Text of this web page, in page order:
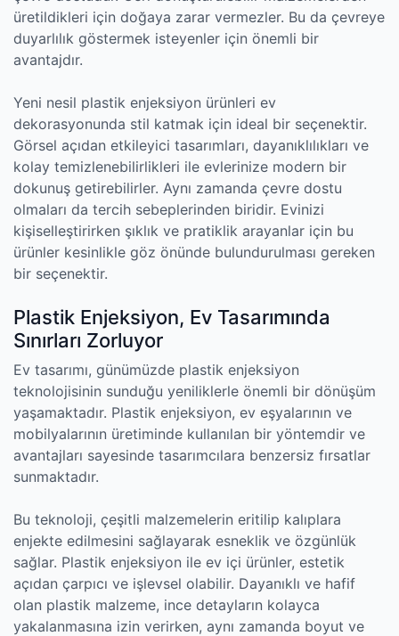
üretildikleri için doğaya zarar vermezler. Bu da çevreye
duyarlılık göstermek isteyenler için önemli bir
avantajdır.
Yeni nesil plastik enjeksiyon ürünleri ev
dekorasyonunda stil katmak için ideal bir seçenektir.
Görsel açıdan etkileyici tasarımları, dayanıklılıkları ve
kolay temizlenebilirlikleri ile evlerinize modern bir
dokunuş getirebilirler. Aynı zamanda çevre dostu
olmaları da tercih sebeplerinden biridir. Evinizi
kişiselleştirirken şıklık ve pratiklik arayanlar için bu
ürünler kesinlikle göz önünde bulundurulması gereken
bir seçenektir.
Plastik Enjeksiyon, Ev Tasarımında
Sınırları Zorluyor
Ev tasarımı, günümüzde plastik enjeksiyon
teknolojisinin sunduğu yeniliklerle önemli bir dönüşüm
yaşamaktadır. Plastik enjeksiyon, ev eşyalarının ve
mobilyalarının üretiminde kullanılan bir yöntemdir ve
avantajları sayesinde tasarımcılara benzersiz fırsatlar
sunmaktadır.
Bu teknoloji, çeşitli malzemelerin eritilip kalıplara
enjekte edilmesini sağlayarak esneklik ve özgünlük
sağlar. Plastik enjeksiyon ile ev içi ürünler, estetik
açıdan çarpıcı ve işlevsel olabilir. Dayanıklı ve hafif
olan plastik malzeme, ince detayların kolayca
yakalanmasına izin verirken, aynı zamanda boyut ve